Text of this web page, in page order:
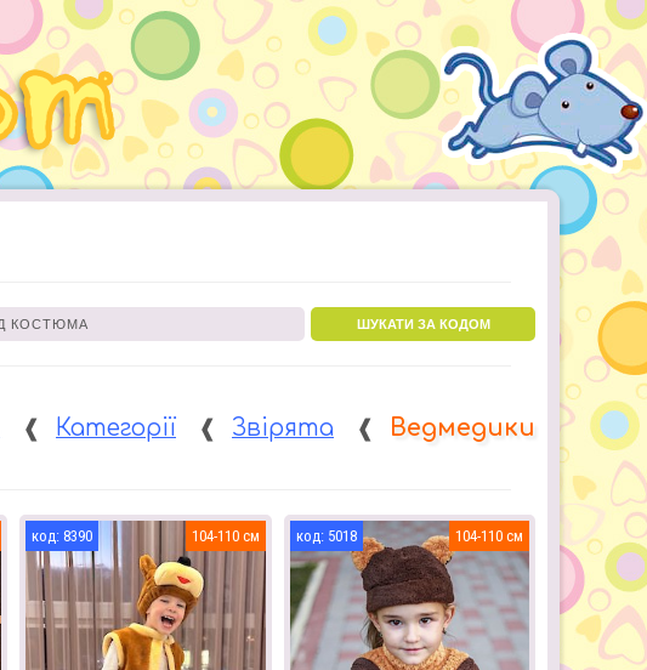
ШУКАТИ ЗА КОДОМ
❰ Категорії ❰ Звірята ❰ Ведмедики
8390 104-110 5018 104-110